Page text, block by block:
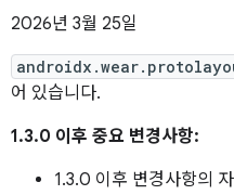
2026년 3월 25일
어 있습니다.
1.3.0 이후 중요 변경사항:
1.3.0 이후 변경사항의